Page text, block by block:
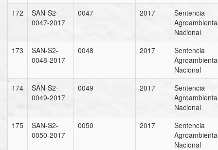
172
SAN-S2-
0047-2017
0047 2017
Sentencia
Nacional
173
SAN-S2-
0048-2017
0048 2017
Sentencia
Nacional
174
SAN-S2-
0049-2017
0049 2017
Sentencia
Nacional
175
SAN-S2-
0050-2017
0050 2017
Sentencia
Nacional